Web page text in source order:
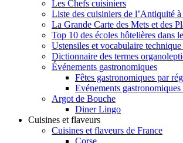
Les Chefs cuisiniers
Liste des cuisiniers de l’Antiquité
La Grande Carte des Mets et des
Top 10 des écoles hôtelières dans
Ustensiles et vocabulaire
Dictionnaire des termes
Événements gastronomiques
Fêtes gastronomiques par
Evénements gastronomiques
Argot de Bouche
Diner Lingo
Cuisines et flaveurs
Cuisines et flaveurs de France